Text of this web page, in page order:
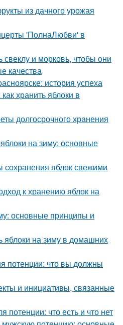
из дачного урожая
'ПолнаЛюбви' в
свеклу и морковь, чтобы они
качества
история успеха
хранить яблоки в
долгосрочного хранения
на зиму: основные
яблок свежими
к хранению яблок на
основные принципы и
яблоки на зиму в домашних
потенции: что вы должны
и инициативы, связанные
потенции: что есть и что нет